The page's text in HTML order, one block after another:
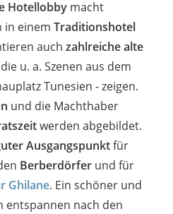
Hotellobby macht
in einem Traditionshotel
auch zahlreiche alte
u. a. Szenen aus dem
Tunesien - zeigen.
und die Machthaber
werden abgebildet.
Ausgangspunktfür
Berberdörfer und für
Ghilane. Ein schöner und
entspannen nach den